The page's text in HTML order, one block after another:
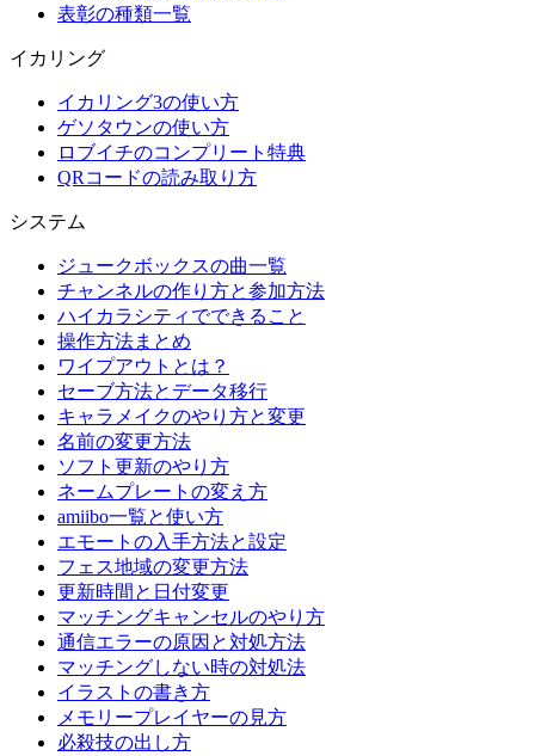
表彰の種類一覧
イカリング
イカリング3の使い方
ゲソタウンの使い方
ロブイチのコンプリート特典
QRコードの読み取り方
システム
ジュークボックスの曲一覧
チャンネルの作り方と参加方法
ハイカラシティでできること
操作方法まとめ
ワイプアウトとは？
セーブ方法とデータ移行
キャラメイクのやり方と変更
名前の変更方法
ソフト更新のやり方
ネームプレートの変え方
amiibo一覧と使い方
エモートの入手方法と設定
フェス地域の変更方法
更新時間と日付変更
マッチングキャンセルのやり方
通信エラーの原因と対処方法
マッチングしない時の対処法
イラストの書き方
メモリープレイヤーの見方
必殺技の出し方